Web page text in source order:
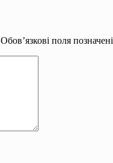
Обов’язкові поля позначені